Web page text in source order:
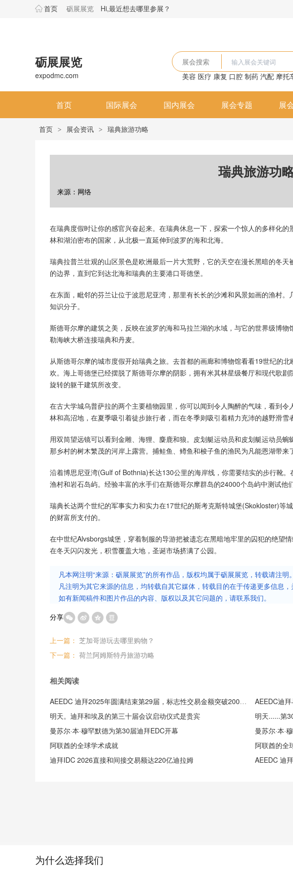
首页 砺展展览 Hi,最近想去哪里参展？
砺展展览
expodmc.com
展会搜索
美容 医疗 康复 口腔 制药 汽配 摩托
首页 国际展会 国内展会 展会专题 展
首页 > 展会资讯 > 瑞典旅游功略
瑞典旅游功
来源：网络
在瑞典度假时让你的感官兴奋起来。在瑞典休息一下，探索一个惊人的多样化
林和湖泊密布的国家，从北极一直延伸到波罗的海和北海。
瑞典拉普兰壮观的山区景色是欧洲最后一片大荒野，它的天空在漫长黑暗的冬
的边界，直到它到达北海和瑞典的主要港口哥德堡。
在东面，毗邻的芬兰让位于波思尼亚湾，那里有长长的沙滩和风景如画的渔村
知识分子。
斯德哥尔摩的建筑之美，反映在波罗的海和马拉兰湖的水域，与它的世界级博
勒海峡大桥连接瑞典和丹麦。
从斯德哥尔摩的城市度假开始瑞典之旅。去首都的画廊和博物馆看看19世纪的
欢。海上哥德堡已经摆脱了斯德哥尔摩的阴影，拥有米其林星级餐厅和现代歌
旋转的躯干建筑所改变。
在古大学城乌普萨拉的两个主要植物园里，你可以闻到令人陶醉的气味，看到
林和高沼地，在夏季吸引着徒步旅行者，而在冬季则吸引着精力充沛的越野滑雪
用双筒望远镜可以看到金雕、海狸、麋鹿和狼。皮划艇运动员和皮划艇运动员
那乡村的树木繁茂的河岸上露营。捕鲑鱼、鳟鱼和梭子鱼的渔民为凡能恩湖带来
沿着博思尼亚湾(Gulf of Bothnia)长达130公里的海岸线，你需要结实的步行靴
渔村和岩石岛屿。经验丰富的水手们在斯德哥尔摩群岛的24000个岛屿中测试他
瑞典长达两个世纪的军事实力和实力在17世纪的斯考克斯特城堡(Skokloster)等
的财富所支付的。
在中世纪Alvsborgs城堡，穿着制服的导游把被遗忘在黑暗地牢里的囚犯的绝望
在冬天闪闪发光，积雪覆盖大地，圣诞市场挤满了公园。
凡本网注明“来源：砺展展览”的所有作品，版权均属于砺展展览，转载请注明。
凡注明为其它来源的信息，均转载自其它媒体，转载目的在于传递更多信息
如有新闻稿件和图片作品的内容、版权以及其它问题的，请联系我们。
分享
上一篇： 芝加哥游玩去哪里购物？
下一篇： 荷兰阿姆斯特丹旅游功略
相关阅读
AEEDC 迪拜2025年圆满结束第29届，标志性交易金额突破200亿迪拉姆
明天。迪拜和埃及的第三十届会议启动仪式是贵宾
明天......第
曼苏尔·本·穆罕默德为第30届迪拜EDC开幕
曼苏尔·本·
阿联酋的全球学术成就
阿联酋的全
迪拜IDC 2026直接和间接交易额达220亿迪拉姆
AEEDC 迪
为什么选择我们